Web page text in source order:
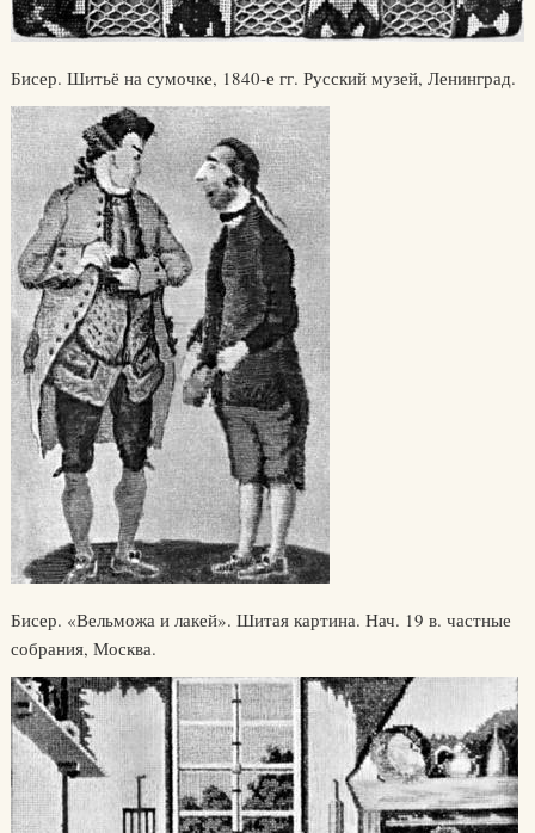
Бисер. Шитьё на сумочке, 1840-е гг. Русский музей, Ленинград.
Бисер. «Вельможа и лакей». Шитая картина. Нач. 19 в. частные
собрания, Москва.